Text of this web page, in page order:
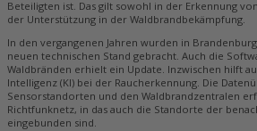
Beteiligten ist. Das gilt sowohl in der Erkennung
der Unterstützung in der Waldbrandbekämpfung.
In den vergangenen Jahren wurden in
neuen technischen Stand gebracht. Auch die
Waldbränden erhielt ein Update. Inzwischen hilft
Intelligenz (KI) bei der Raucherkennung. Die
Sensorstandorten und den Waldbrandzentralen
Richtfunknetz, in das auch die Standorte der
eingebunden sind.